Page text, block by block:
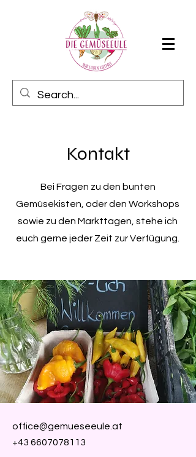
Kontakt
Bei Fragen zu den bunten
Gemüsekisten, oder den Workshops
sowie zu den Markttagen, stehe ich
euch gerne jeder Zeit zur Verfügung.
office@gemueseeule.at
+43 6607078113